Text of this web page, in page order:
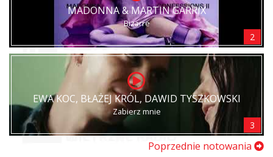
MADONNA & MARTIN GARRIX
Bizarre
2
EWA KOC, BŁAŻEJ KRÓL, DAWID TYSZKOWSKI
Zabierz mnie
3
Poprzednie notowania